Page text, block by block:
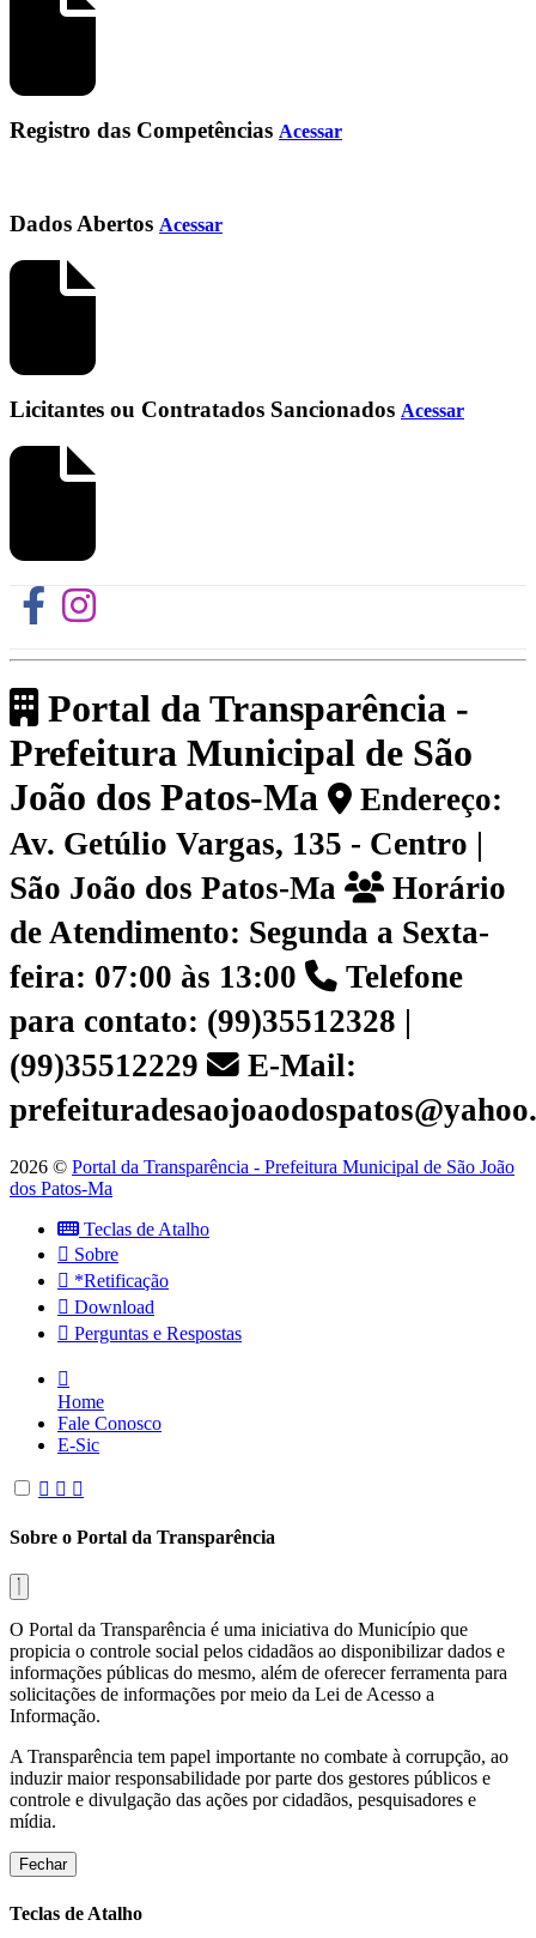
Registro das Competências Acessar
Dados Abertos Acessar
Licitantes ou Contratados Sancionados Acessar
Portal da Transparência -
Prefeitura Municipal de São
João dos Patos-Ma
Endereço:
Av. Getúlio Vargas, 135 - Centro |
São João dos Patos-Ma
Horário
de Atendimento: Segunda a Sexta-
feira: 07:00 às 13:00
Telefone
para contato: (99)35512328 |
(99)35512229
E-Mail:
2026 © Portal da Transparência - Prefeitura Municipal de São João
dos Patos-Ma
Teclas de Atalho
Sobre
*Retificação
Download
Perguntas e Respostas
Home
Fale Conosco
E-Sic
Sobre o Portal da Transparência
O Portal da Transparência é uma iniciativa do Município que
propicia o controle social pelos cidadãos ao disponibilizar dados e
informações públicas do mesmo, além de oferecer ferramenta para
solicitações de informações por meio da Lei de Acesso a
Informação.
A Transparência tem papel importante no combate à corrupção, ao
induzir maior responsabilidade por parte dos gestores públicos e
controle e divulgação das ações por cidadãos, pesquisadores e
mídia.
Fechar
Teclas de Atalho